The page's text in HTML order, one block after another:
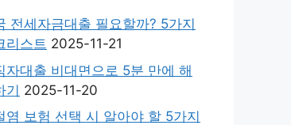
전세자금대출 필요할까? 5가지
리스트 2025-11-21
자대출 비대면으로 5분 만에 해
기 2025-11-20
염 보험 선택 시 알아야 할 5가지